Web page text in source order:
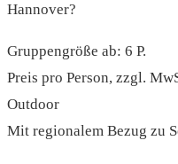
Hannover?
Gruppengröße ab: 6 P.
Preis pro Person, zzgl.
Outdoor
Mit regionalem Bezug zu